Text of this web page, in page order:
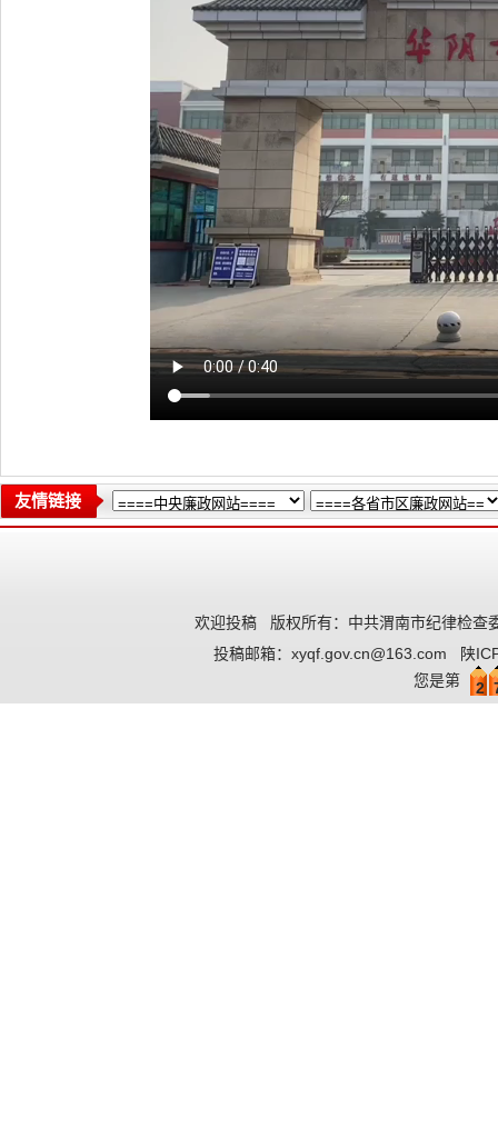
友情链接
欢迎投稿 版权所有：中共渭南市纪律检查
投稿邮箱： xyqf.gov.cn@163.com
陕
您是第